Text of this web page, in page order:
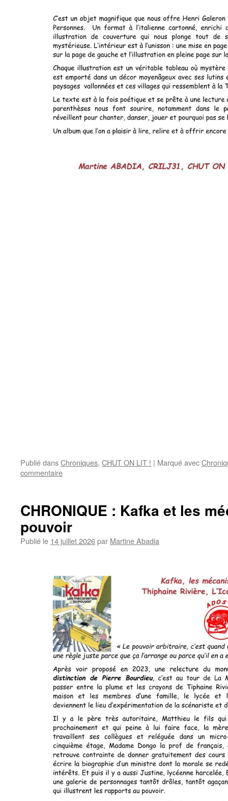
Publié dansChroniques, CHUT ON LIT ! | Marqué avec
commentaire
CHRONIQUE : Kafka et les
pouvoir
Publié le 14 juillet 2026par Martine Abadia